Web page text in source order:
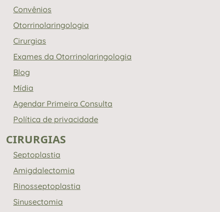
Convênios
Otorrinolaringologia
Cirurgias
Exames da Otorrinolaringologia
Blog
Mídia
Agendar Primeira Consulta
Política de privacidade
CIRURGIAS
Septoplastia
Amigdalectomia
Rinosseptoplastia
Sinusectomia